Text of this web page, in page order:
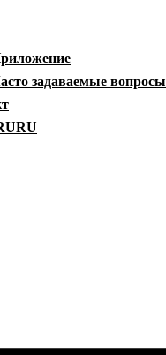
задаваемые вопросы
RU